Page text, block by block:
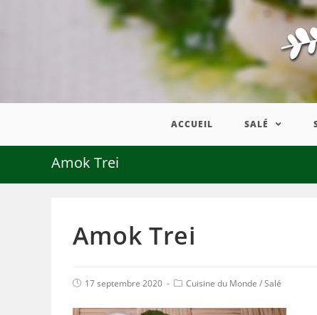
ACCUEIL SALÉ
Amok Trei
Amok Trei
17 septembre 2020 Cuisine du Monde /Salé